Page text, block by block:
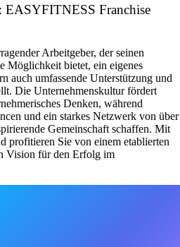
EASYFITNESS Franchise
Arbeitgeber, der seinen
Möglichkeit bietet, ein eigenes
auch umfassende Unterstützung und
Die Unternehmenskultur fördert
Denken, während
und ein starkes Netzwerk von über
Gemeinschaft schaffen. Mit
profitieren Sie von einem etablierten
Vision für den Erfolg im